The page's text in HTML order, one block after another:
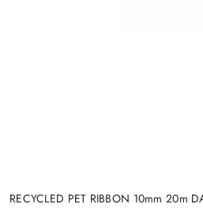
RECYCLED PET RIBBON 10mm 20m